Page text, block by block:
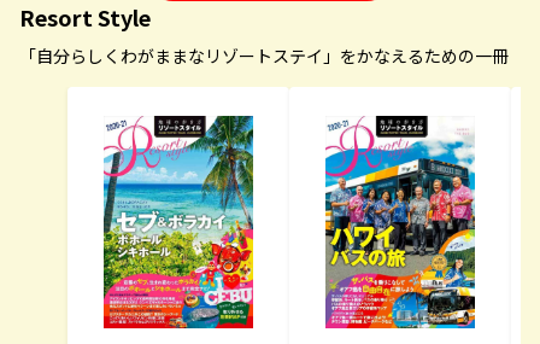
Resort Style
「自分らしくわがままなリゾートステイ」をかなえるための一冊